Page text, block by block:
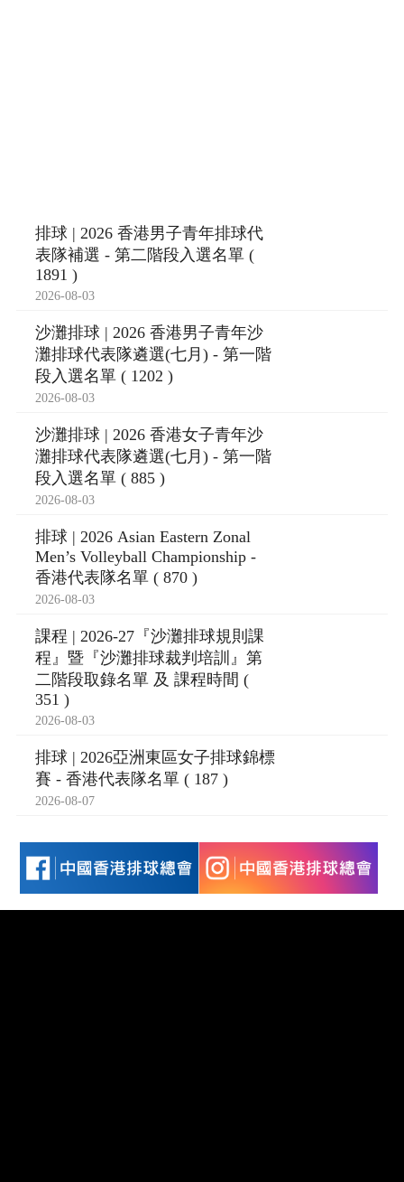
排球 | 2026 香港男子青年排球代
表隊補選 - 第二階段入選名單 (
1891 )
2026-08-03
沙灘排球 | 2026 香港男子青年沙
灘排球代表隊遴選(七月) - 第一階
段入選名單 ( 1202 )
2026-08-03
沙灘排球 | 2026 香港女子青年沙
灘排球代表隊遴選(七月) - 第一階
段入選名單 ( 885 )
2026-08-03
排球 | 2026 Asian Eastern Zonal
Men’s Volleyball Championship -
香港代表隊名單 ( 870 )
2026-08-03
課程 | 2026-27『沙灘排球規則課
程』暨『沙灘排球裁判培訓』第
二階段取錄名單 及 課程時間 (
351 )
2026-08-03
排球 | 2026亞洲東區女子排球錦標
賽 - 香港代表隊名單 ( 187 )
2026-08-07